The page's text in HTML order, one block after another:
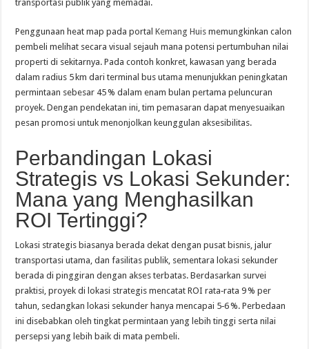
transportasi publik yang memadai.
Penggunaan heat map pada portalKemang Huis memungkinkan calon
pembeli melihat secara visual sejauh mana potensi pertumbuhan nilai
properti di sekitarnya. Pada contoh konkret, kawasan yang berada
dalam radius 5 km dari terminal bus utama menunjukkan peningkatan
permintaan sebesar 45 % dalam enam bulan pertama peluncuran
proyek. Dengan pendekatan ini, tim pemasaran dapat menyesuaikan
pesan promosi untuk menonjolkan keunggulan aksesibilitas.
Perbandingan Lokasi
Strategis vs Lokasi Sekunder:
Mana yang Menghasilkan
ROI Tertinggi?
Lokasi strategis biasanya berada dekat dengan pusat bisnis, jalur
transportasi utama, dan fasilitas publik, sementara lokasi sekunder
berada di pinggiran dengan akses terbatas. Berdasarkan survei
praktisi, proyek di lokasi strategis mencatat ROI rata‑rata 9 % per
tahun, sedangkan lokasi sekunder hanya mencapai 5‑6 %. Perbedaan
ini disebabkan oleh tingkat permintaan yang lebih tinggi serta nilai
persepsi yang lebih baik di mata pembeli.